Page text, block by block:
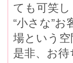
ても可笑
“小さな”
場という
是非、お待